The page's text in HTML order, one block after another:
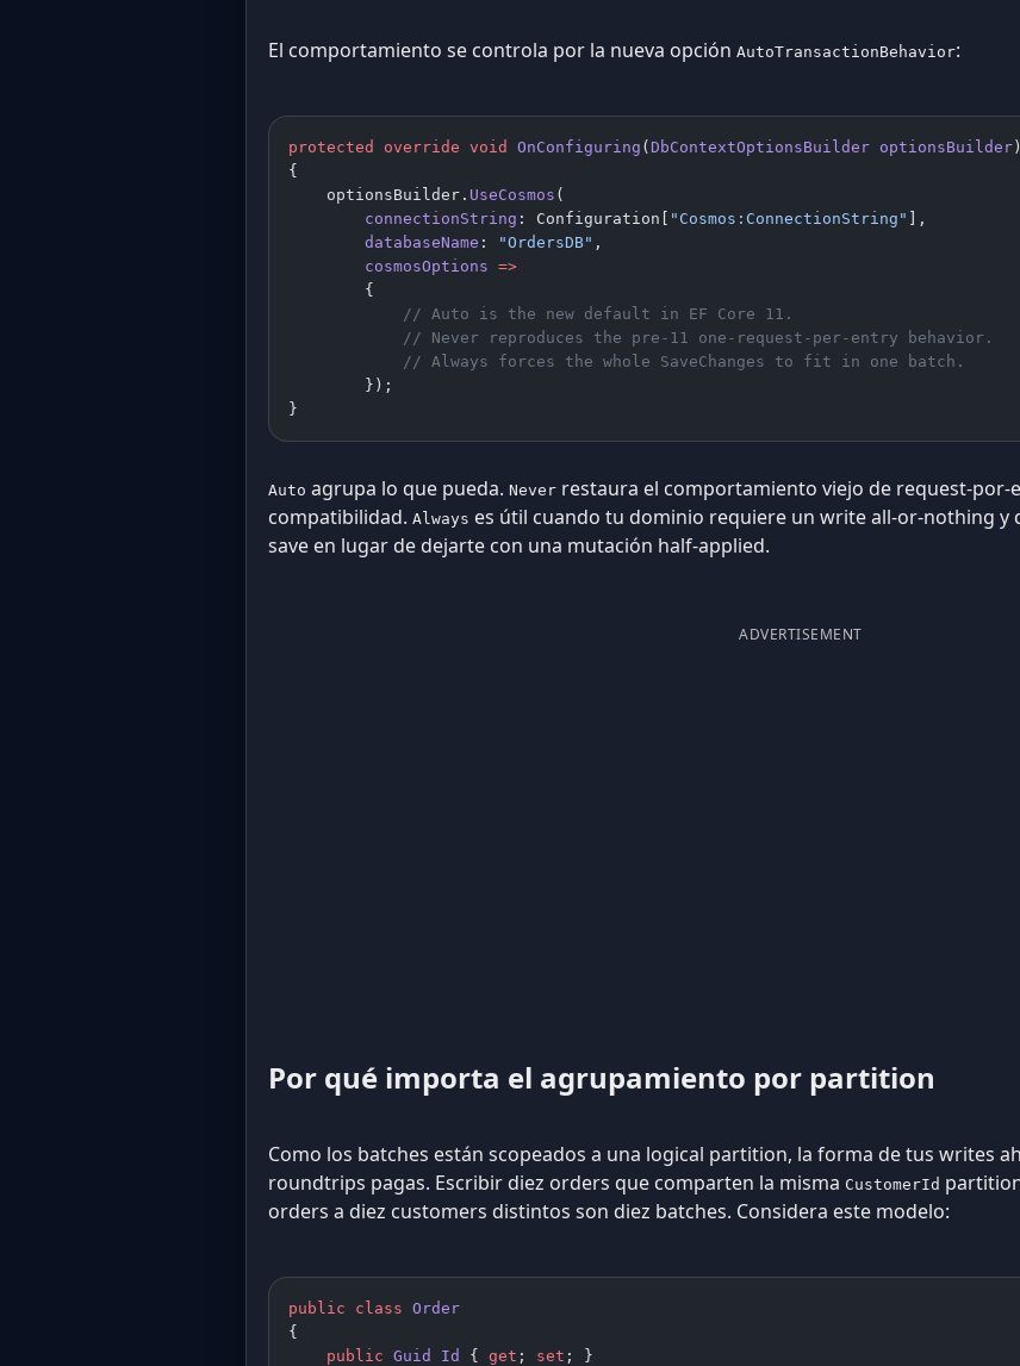
El comportamiento se controla por la nueva opción AutoTransactionBehavior:
protected override void OnConfiguring ( DbContextOptionsBuilder optionsBuilder )
{
    optionsBuilder.
UseCosmos (
        connectionString
: Configuration[ "Cosmos:ConnectionString"
],
        databaseName
: "OrdersDB" ,
        cosmosOptions
=>
        {
            // Auto is the new default in EF Core 11.
            // Never reproduces the pre-11 one-request-per-entry behavior.
            // Always forces the whole SaveChanges to fit in one batch.
        });
}
Auto agrupa lo que pueda. Never restaura el comportamiento viejo de request-por-
compatibilidad. Always es útil cuando tu dominio requiere un write all-or-nothing y
save en lugar de dejarte con una mutación half-applied.
ADVERTISEMENT
Por qué importa el agrupamiento por partition
Como los batches están scopeados a una logical partition, la forma de tus writes
roundtrips pagas. Escribir diez orders que comparten la misma CustomerId
orders a diez customers distintos son diez batches. Considera este modelo:
public class Order
{
    public
Guid Id { get ; set ; }